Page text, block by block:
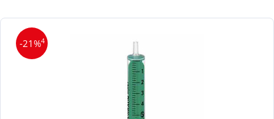
-21%4